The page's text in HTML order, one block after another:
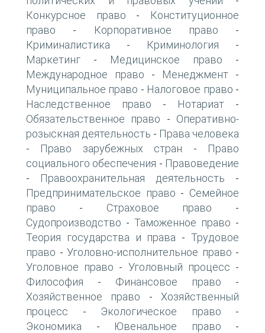
Конкурсное право -
Конституционное
право - Корпоративное право -
Криминалистика - Криминология -
Маркетинг - Медицинское право -
Международное право - Менеджмент -
Муниципальное право - Налоговое право -
Наследственное право - Нотариат -
Обязательственное право - Оперативно-
розыскная деятельность - Права человека
- Право зарубежных стран -
Право
социального обеспечения - Правоведение
- Правоохранительная деятельность -
Предпринимательское право - Семейное
право - Страховое право -
Судопроизводство - Таможенное право -
Теория государства и права -Трудовое
право - Уголовно-исполнительное право -
Уголовное право - Уголовный процесс -
Философия - Финансовое право -
Хозяйственное право - Хозяйственный
процесс - Экологическое право -
Экономика - Ювенальное право -